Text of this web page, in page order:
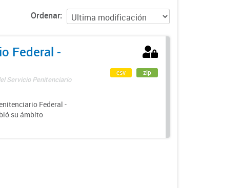
Ordenar
Federal -
Servicio Penitenciario
Federal -
su ámbito
csv zip